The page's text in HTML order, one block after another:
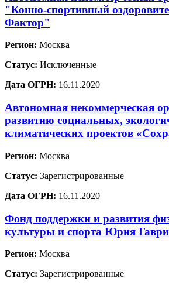
"Конно-спортивный
Фактор"
Регион: Москва
Статус: Исключенные
Дата ОГРН: 16.11.2020
Автономная некоммерческая
развитию социальных,
климатических проектов
Регион: Москва
Статус: Зарегистрированные
Дата ОГРН: 16.11.2020
Фонд поддержки и развития
культуры и спорта Юрия
Регион: Москва
Статус: Зарегистрированные